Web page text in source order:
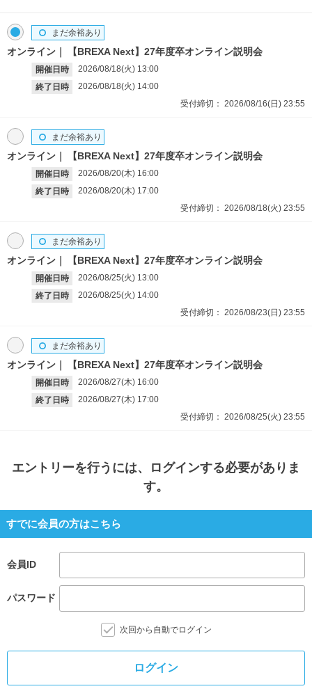
オンライン 【BREXA Next】27年度卒オンライン説明会
開催日時 2026/08/18(火) 13:00
終了日時
2026/08/18(火) 14:00
まだ余裕あり
受付締切： 2026/08/16(日) 23:55
オンライン 【BREXA Next】27年度卒オンライン説明会
開催日時 2026/08/20(木) 16:00
終了日時
2026/08/20(木) 17:00
まだ余裕あり
受付締切： 2026/08/18(火) 23:55
オンライン 【BREXA Next】27年度卒オンライン説明会
開催日時 2026/08/25(火) 13:00
終了日時
2026/08/25(火) 14:00
まだ余裕あり
受付締切： 2026/08/23(日) 23:55
オンライン 【BREXA Next】27年度卒オンライン説明会
開催日時 2026/08/27(木) 16:00
終了日時
2026/08/27(木) 17:00
まだ余裕あり
受付締切： 2026/08/25(火) 23:55
エントリーを行うには、ログインする必要がありま
す。
すでに会員の方はこちら
会員ID
パスワード
次回から自動でログイン
ログイン